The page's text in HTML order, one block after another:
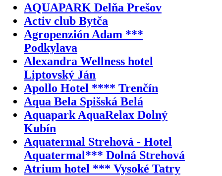
AQUAPARK Delňa Prešov
Activ club Bytča
Agropenzión Adam ***
Podkylava
Alexandra Wellness hotel
Liptovský Ján
Apollo Hotel **** Trenčín
Aqua Bela Spišská Belá
Aquapark AquaRelax Dolný
Kubín
Aquatermal Strehová - Hotel
Aquatermal*** Dolná Strehová
Atrium hotel *** Vysoké Tatry